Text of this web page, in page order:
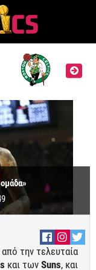
την τελευταία
και των Suns, και